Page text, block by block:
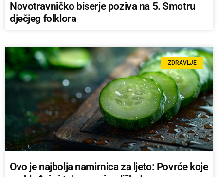
Novotravničko biserje poziva na 5. Smotru
dječjeg folklora
ZDRAVLJE
Ovo je najbolja namirnica za ljeto: Povrće koje